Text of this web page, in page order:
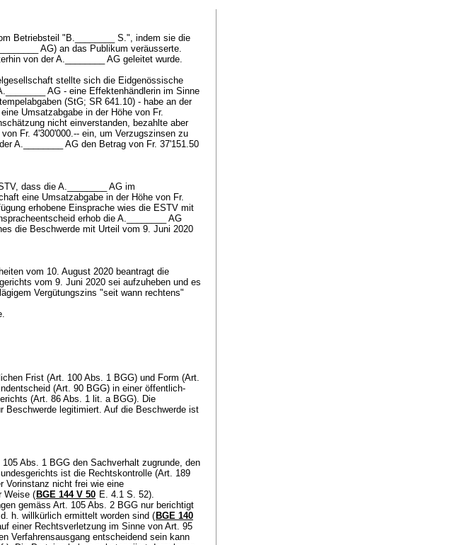
Betriebsteil "B.________ S.", indem sie die
AG) an das Publikum veräusserte.
von der A.________ AG geleitet wurde.
stellte sich die Eidgenössische
AG - eine Effektenhändlerin im Sinne
(StG; SR 641.10) - habe an der
Umsatzabgabe in der Höhe von Fr.
nicht einverstanden, bezahlte aber
Fr. 4'300'000.-- ein, um Verzugszinsen zu
A.________ AG den Betrag von Fr. 37'151.50
dass die A.________ AG im
eine Umsatzabgabe in der Höhe von Fr.
erhobene Einsprache wies die ESTV mit
erhob die A.________ AG
die Beschwerde mit Urteil vom 9. Juni 2020
vom 10. August 2020 beantragt die
vom 9. Juni 2020 sei aufzuheben und es
Vergütungszins "seit wann rechtens"
Frist (Art. 100 Abs. 1 BGG) und Form (Art.
(Art. 90 BGG) in einer öffentlich-
(Art. 86 Abs. 1 lit. a BGG). Die
Beschwerde legitimiert. Auf die Beschwerde ist
105 Abs. 1 BGG den Sachverhalt zugrunde, den
ist die Rechtskontrolle (Art. 189
Vorinstanz nicht frei wie eine
Weise ( BGE 144 V 50 E. 4.1 S. 52).
gemäss Art. 105 Abs. 2 BGG nur berichtigt
h. willkürlich ermittelt worden sind ( BGE 140
einer Rechtsverletzung im Sinne von Art. 95
Verfahrensausgang entscheidend sein kann